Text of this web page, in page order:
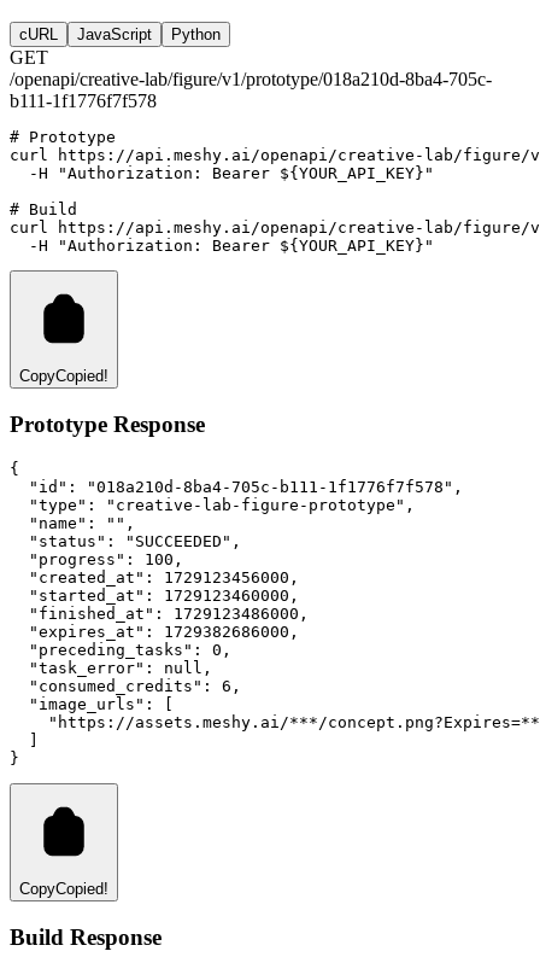
cURL JavaScript Python
GET
/openapi/creative-lab/figure/v1/prototype/018a210d-8ba4-705c-
b111-1f1776f7f578
# Prototype
curl
https://api.meshy.ai/openapi/creative-lab/figure/
-H
"Authorization: Bearer ${YOUR_API_KEY}"
# Build
curl
https://api.meshy.ai/openapi/creative-lab/figure/
-H
"Authorization: Bearer ${YOUR_API_KEY}"
CopyCopied!
Prototype Response
{
"id" : "018a210d-8ba4-705c-b111-1f1776f7f578" ,
"type" : "creative-lab-figure-prototype" ,
"name" : "" ,
"status" : "SUCCEEDED" ,
"progress" : 100 ,
"created_at" : 1729123456000 ,
"started_at" : 1729123460000 ,
"finished_at" : 1729123486000 ,
"expires_at" : 1729382686000 ,
"preceding_tasks" : 0 ,
"task_error" : null ,
"consumed_credits" : 6 ,
"image_urls" :
"https://assets.meshy.ai/***/
}
CopyCopied!
Build Response